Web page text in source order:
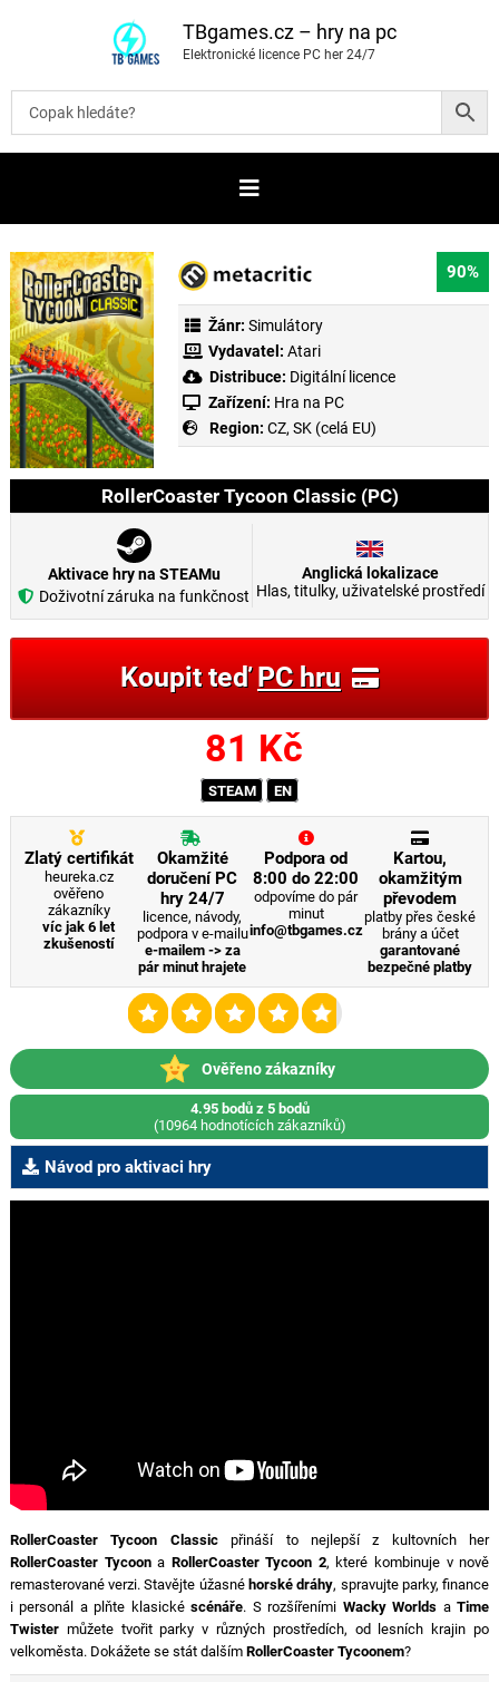
t
b
TBgames.cz – hry na pc
Elektronické licence PC her 24/7
90%
Žánr: Simulátory
Vydavatel: Atari
Distribuce: Digitální licence
Zařízení: Hra na PC
Region: CZ, SK (celá EU)
RollerCoaster Tycoon Classic (PC)
Aktivace hry na STEAMu
Doživotní záruka na funkčnost
Anglická lokalizace
Hlas, titulky, uživatelské prostředí
Koupit teďPC hru
81 Kč
STEAM EN
Zlatý certifikát
heureka.cz
ověřeno
zákazníky
víc jak 6 let
zkušeností
Okamžité
doručení PC
hry 24/7
licence, návody,
podpora v e-mailu
e-mailem -> za
pár minut hrajete
Podpora od
8:00 do 22:00
odpovíme do pár
minut
info@tbgames.cz
Kartou,
okamžitým
převodem
platby přes české
brány a účet
garantované
bezpečné platby
Ověřeno zákazníky
4.95 bodů z 5 bodů
(10964 hodnotících zákazníků)
Návod pro aktivaci hry
RollerCoaster Tycoon Classicpřináší to nejlepší z kultovních her
RollerCoaster Tycoona RollerCoaster Tycoon 2, které kombinuje v nově
remasterované verzi. Stavějte úžasné horské dráhy, spravujte parky, finance
i personál a plňte klasickéscénáře. S rozšířeními Wacky Worlds aTime
Twistermůžete tvořit parky v různých prostředích, od lesních krajin po
velkoměsta. Dokážete se stát dalším RollerCoaster Tycoonem?